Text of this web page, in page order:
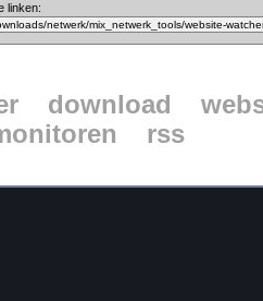
linken:
download
rss